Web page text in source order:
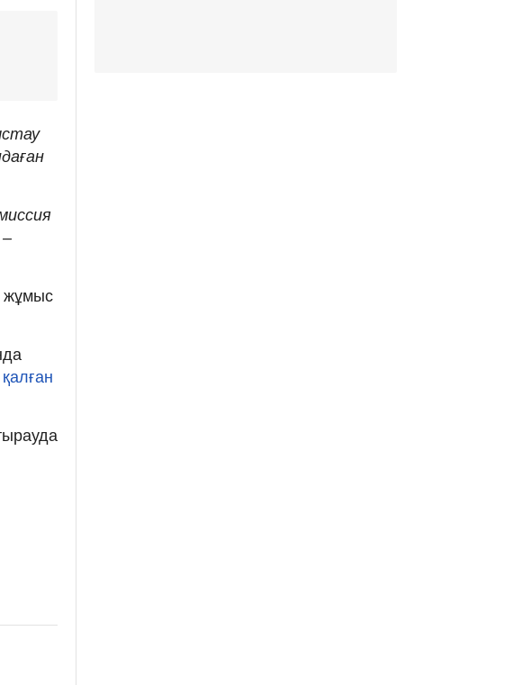
жұмыс
қалған